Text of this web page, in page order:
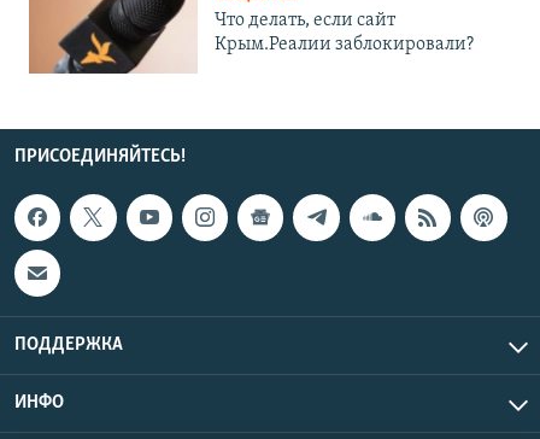
Что делать, если сайт
Крым.Реалии заблокировали?
ПРИСОЕДИНЯЙТЕСЬ!
ПОДДЕРЖКА
ИНФО